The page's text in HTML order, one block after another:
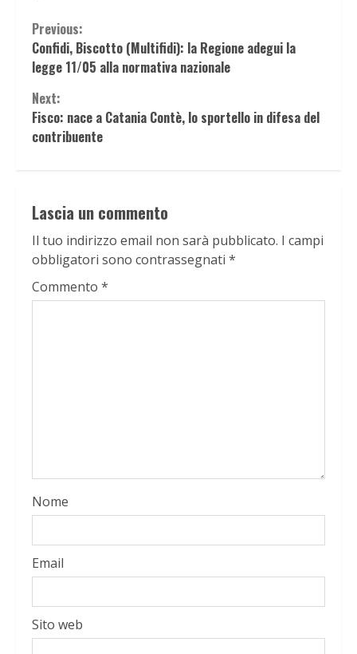
Continue
Reading
Previous:
Confidi, Biscotto (Multifidi): la Regione adegui la
legge 11/05 alla normativa nazionale
Next:
Fisco: nace a Catania Contè, lo sportello in difesa del
contribuente
Lascia un commento
Il tuo indirizzo email non sarà pubblicato. I campi
obbligatori sono contrassegnati *
Commento *
Nome
Email
Sito web